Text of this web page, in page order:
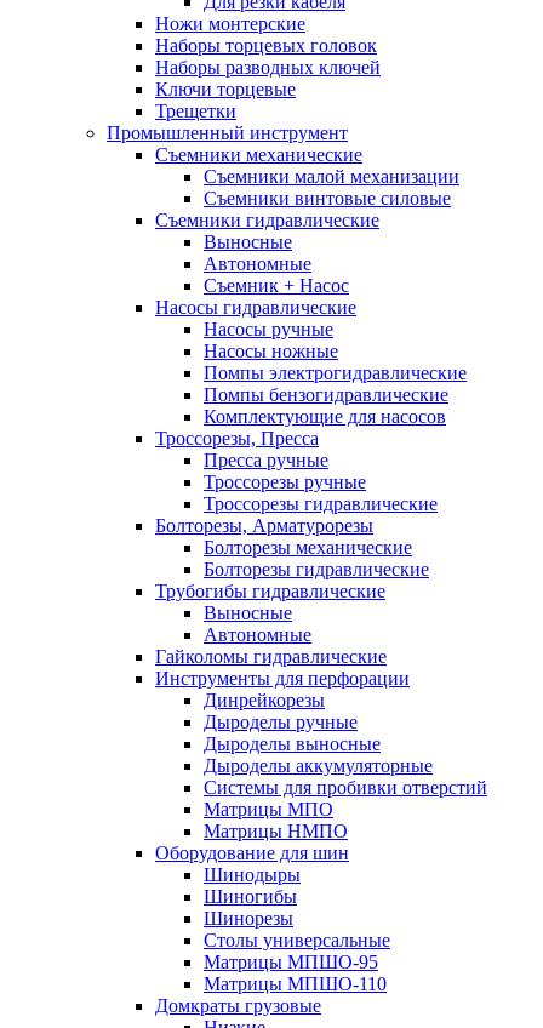
Ножи монтерские
Наборы торцевых головок
Наборы разводных ключей
Ключи торцевые
Трещетки
Промышленный инструмент
Съемники механические
Съемники малой механизации
Съемники винтовые силовые
Съемники гидравлические
Выносные
Автономные
Съемник + Насос
Насосы гидравлические
Насосы ручные
Насосы ножные
Помпы электрогидравлические
Помпы бензогидравлические
Комплектующие для насосов
Троссорезы, Пресса
Пресса ручные
Троссорезы ручные
Троссорезы гидравлические
Болторезы, Арматурорезы
Болторезы механические
Болторезы гидравлические
Трубогибы гидравлические
Выносные
Автономные
Гайколомы гидравлические
Инструменты для перфорации
Динрейкорезы
Дыроделы ручные
Дыроделы выносные
Дыроделы аккумуляторные
Системы для пробивки отверстий
Матрицы МПО
Матрицы НМПО
Оборудование для шин
Шинодыры
Шиногибы
Шинорезы
Столы универсальные
Матрицы МПШО-95
Матрицы МПШО-110
Домкраты грузовые